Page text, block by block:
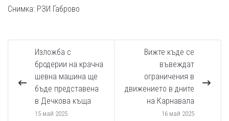
Снимка: РЗИ Габрово
Изложба с
бродерии на крачна
шевна машина ще
бъде представена
в Дечкова къща
15 май 2025
Вижте къде се
въвеждат
ограничения в
движението в дните
на Карнавала
16 май 2025